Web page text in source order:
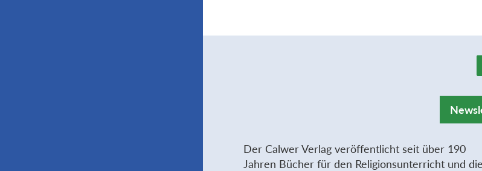
Der Calwer Verlag veröffentlicht seit über 190
Jahren Bücher für den Religionsunterricht und die